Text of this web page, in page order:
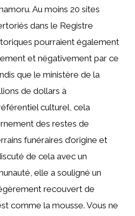
Au moins 20 sites
dans le Registre
pourraient également
et négativement par ce
que le ministère de la
de dollars à
culturel, cela
des restes de
funéraires d’origine et
de cela avec un
elle a souligné un
recouvert de
comme la mousse. Vous ne